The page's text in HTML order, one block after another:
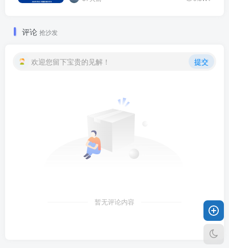
评论 抢沙发
欢迎您留下宝贵的见解！ 提交
暂无评论内容